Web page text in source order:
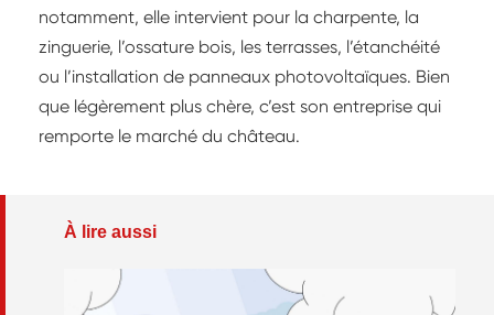
notamment, elle intervient pour la charpente, la
zinguerie, l’ossature bois, les terrasses, l’étanchéité
ou l’installation de panneaux photovoltaïques. Bien
que légèrement plus chère, c’est son entreprise qui
remporte le marché du château.
À lire aussi